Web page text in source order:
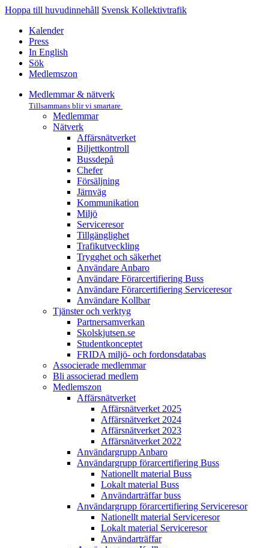
Hoppa till huvudinnehåll Svensk Kollektivtrafik
Kalender
Press
In English
Sök
Medlemszon
Medlemmar & nätverk
Tillsammans blir vi smartare
Medlemmar
Nätverk
Affärs­nätverket
Biljettkontroll­
Bussdepå­
Chefer
Försäljning
Järnväg
Kommunikation
Miljö­
Serviceresor
Tillgänglighet
Trafikutveckling
Trygghet och säkerhet
Användare Anbaro
Användare Förarcertifiering Buss
Användare Förarcertifiering Serviceresor
Användare Koll­bar
Tjänster och verktyg
Partner­samverkan
Skolskjutsen.se
Studentkonceptet
FRIDA miljö- och fordonsdatabas
Associerade medlemmar
Bli associerad medlem
Medlemszon
Affärs­nätverket
Affärs­nätverket 2025
Affärs­nätverket 2024
Affärs­nätverket 2023
Affärs­nätverket 2022
Användargrupp Anbaro
Användargrupp förarcertifiering Buss
Nationellt material Buss
Lokalt material Buss
Användarträffar buss
Användargrupp förarcertifiering Serviceresor
Nationellt material Serviceresor
Lokalt material Serviceresor
Användarträffar